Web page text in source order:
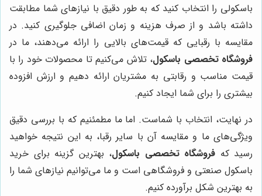
باسکولی را انتخاب کنید که به طور دقیق با نیازهای شما مطابقت
داشته باشد و از صرف هزینه و زمان اضافی جلوگیری کنید. در
مقایسه با رقبایی که قیمت‌های بالایی را ارائه می‌دهند، ما در
فروشگاه تخصصی باسکول، تلاش می‌کنیم تا محصولات خود را با
قیمت مناسب و رقابتی به مشتریان ارائه دهیم و ارزش افزوده
بیشتری را برای شما ایجاد کنیم.
در نهایت، انتخاب با شماست. اما ما مطمئنیم که با بررسی دقیق
ویژگی‌های ما و مقایسه آن با سایر رقبا، به این نتیجه خواهید
رسید که فروشگاه تخصصی باسکول، بهترین گزینه برای خرید
باسکول صنعتی و فروشگاهی است و ما می‌توانیم نیازهای شما را
به بهترین شکل برآورده کنیم.